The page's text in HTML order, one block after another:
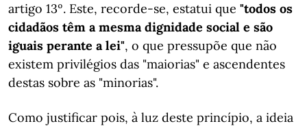
artigo 13º. Este, recorde-se, estatui que "todos os
cidadãos têm a mesma dignidade social e são
iguais perante a lei", o que pressupõe que não
existem privilégios das "maiorias" e ascendentes
destas sobre as "minorias".
Como justificar pois, à luz deste princípio, a ideia